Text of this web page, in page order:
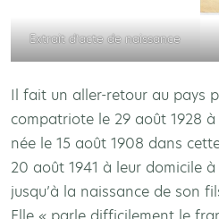
Extrait d’acte de naissance
Il fait un aller-retour au pays
compatriote le 29 août 1928 à
née le 15 août 1908 dans
20 août 1941 à leur domicile
jusqu’à la naissance de son